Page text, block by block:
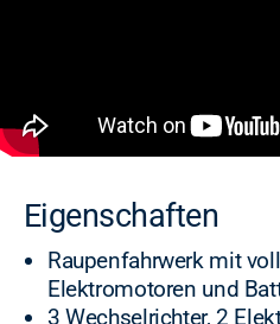
Eigenschaften
Raupenfahrwerk mit
Elektromotoren und
3 Wechselrichter, 2